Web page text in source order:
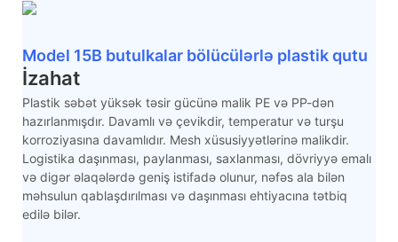
Model 15B butulkalar bölücülərlə plastik qutu
İzahat
Plastik səbət yüksək təsir gücünə malik PE və PP-dən
hazırlanmışdır. Davamlı və çevikdir, temperatur və turşu
korroziyasına davamlıdır. Mesh xüsusiyyətlərinə malikdir.
Logistika daşınması, paylanması, saxlanması, dövriyyə emalı
və digər əlaqələrdə geniş istifadə olunur, nəfəs ala bilən
məhsulun qablaşdırılması və daşınması ehtiyacına tətbiq
edilə bilər.